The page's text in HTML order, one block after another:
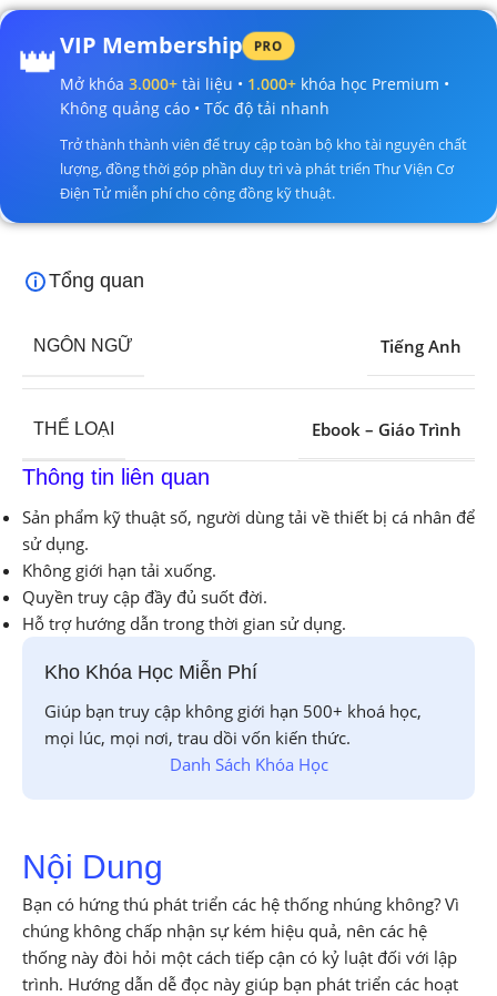
👑VIP Membership PRO
Mở khóa 3.000+ tài liệu • 1.000+ khóa học Premium •
Không quảng cáo • Tốc độ tải nhanh
Trở thành thành viên để truy cập toàn bộ kho tài nguyên chất
lượng, đồng thời góp phần duy trì và phát triển Thư Viện Cơ
Điện Tử miễn phí cho cộng đồng kỹ thuật.
Tổng quan
NGÔN NGỮ Tiếng Anh
THỂ LOẠI Ebook – Giáo Trình
Thông tin liên quan
Sản phẩm kỹ thuật số, người dùng tải về thiết bị cá nhân để
sử dụng.
Không giới hạn tải xuống.
Quyền truy cập đầy đủ suốt đời.
Hỗ trợ hướng dẫn trong thời gian sử dụng.
Kho Khóa Học Miễn Phí
Giúp bạn truy cập không giới hạn 500+ khoá học,
mọi lúc, mọi nơi, trau dồi vốn kiến thức.
Danh Sách Khóa Học
Nội Dung
Bạn có hứng thú phát triển các hệ thống nhúng không? Vì
chúng không chấp nhận sự kém hiệu quả, nên các hệ
thống này đòi hỏi một cách tiếp cận có kỷ luật đối với lập
trình. Hướng dẫn dễ đọc này giúp bạn phát triển các hoạt